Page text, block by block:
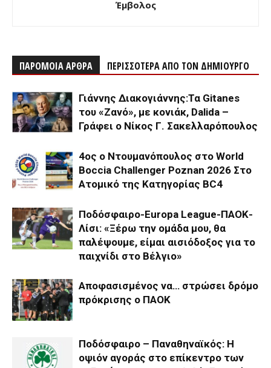
Έμβολος
ΠΑΡΟΜΟΙΑ ΑΡΘΡΑ ΠΕΡΙΣΣΟΤΕΡΑ ΑΠΟ ΤΟΝ ΔΗΜΙΟΥΡΓΟ
Γιάννης Διακογιάννης:Τα Gitanes
του «Ζανό», με κονιάκ, Dalida –
Γράφει ο Νίκος Γ. Σακελλαρόπουλος
4ος ο Ντουμανόπουλος στο World
Boccia Challenger Poznan 2026 Στο
Ατομικό της Κατηγορίας BC4
Ποδόσφαιρο-Europa League-ΠΑΟΚ-
Λίσι: «Ξέρω την ομάδα μου, θα
παλέψουμε, είμαι αισιόδοξος για το
παιχνίδι στο Βέλγιο»
Αποφασισμένος να… στρώσει δρόμο
πρόκρισης ο ΠΑΟΚ
Ποδόσφαιρο – Παναθηναϊκός: Η
οψιόν αγοράς στο επίκεντρο των